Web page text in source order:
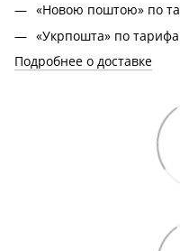
«Новою поштою» по
«Укрпошта» по
Подробнее о доставке